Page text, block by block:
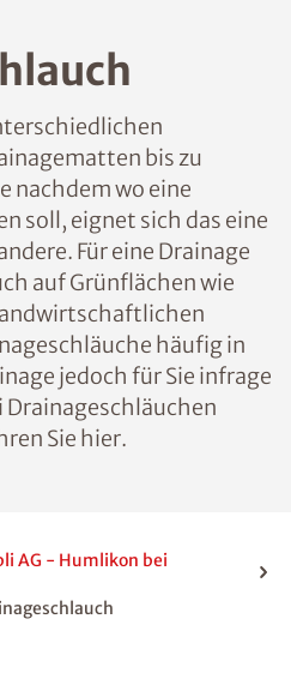
bis zu
nachdem wo eine
soll, eignet sich das eine
Für eine Drainage
auf Grünflächen wie
häufig in
jedoch für Sie infrage
Drainageschläuchen
Sie hier.
AG - Humlikon bei